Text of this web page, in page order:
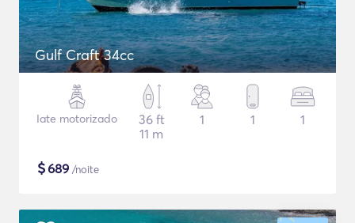
Gulf Craft 34cc
Iate motorizado
36 ft
11 m
1 1 1
$689 /noite